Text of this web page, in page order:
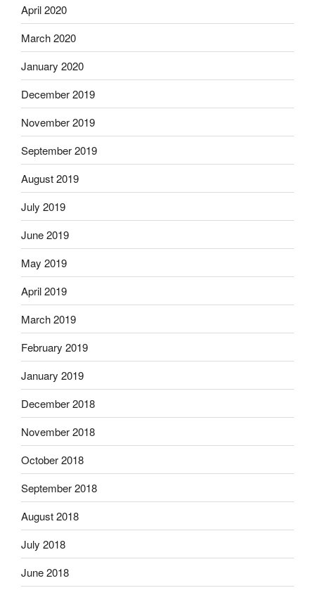
April 2020
March 2020
January 2020
December 2019
November 2019
September 2019
August 2019
July 2019
June 2019
May 2019
April 2019
March 2019
February 2019
January 2019
December 2018
November 2018
October 2018
September 2018
August 2018
July 2018
June 2018